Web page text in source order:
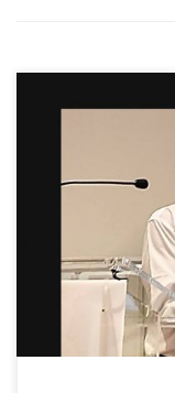
O 17 de xuño, o Circo
homenaxe a José
entidades culturais
Amigos dos Museos
próximo e cun salón